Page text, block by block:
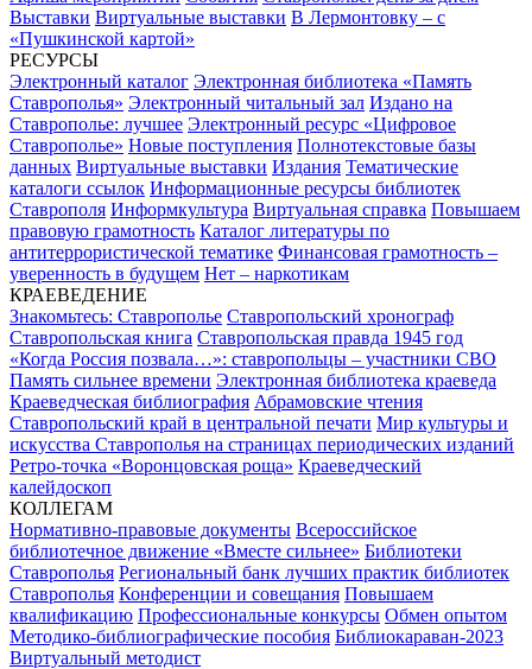
Выставки Виртуальные выставки В Лермонтовку – с
«Пушкинской картой»
РЕСУРСЫ
Электронный каталог Электронная библиотека «Память
Ставрополья» Электронный читальный зал Издано на
Ставрополье: лучшее Электронный ресурс «Цифровое
Ставрополье» Новые поступления Полнотекстовые базы
данных Виртуальные выставки Издания Тематические
каталоги ссылок Информационные ресурсы библиотек
Ставрополя Информкультура Виртуальная справка Повышаем
правовую грамотность Каталог литературы по
антитеррористической тематике Финансовая грамотность –
уверенность в будущем Нет – наркотикам
КРАЕВЕДЕНИЕ
Знакомьтесь: Ставрополье Ставропольский хронограф
Ставропольская книга Ставропольская правда 1945 год
«Когда Россия позвала…»: ставропольцы – участники СВО
Память сильнее времени Электронная библиотека краеведа
Краеведческая библиография Абрамовские чтения
Ставропольский край в центральной печати Мир культуры и
искусства Ставрополья на страницах периодических изданий
Ретро-точка «Воронцовская роща» Краеведческий
калейдоскоп
КОЛЛЕГАМ
Нормативно-правовые документы Всероссийское
библиотечное движение «Вместе сильнее» Библиотеки
Ставрополья Региональный банк лучших практик библиотек
Ставрополья Конференции и совещания Повышаем
квалификацию Профессиональные конкурсы Обмен опытом
Методико-библиографические пособия Библиокараван-2023
Виртуальный методист